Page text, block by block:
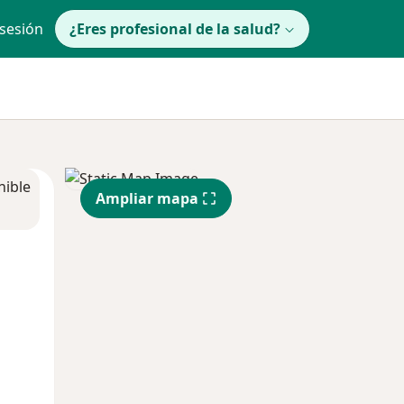
¿Eres profesional de la salud?
Ampliar mapa